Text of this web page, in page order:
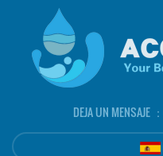
DEJA UN MENSAJE ：